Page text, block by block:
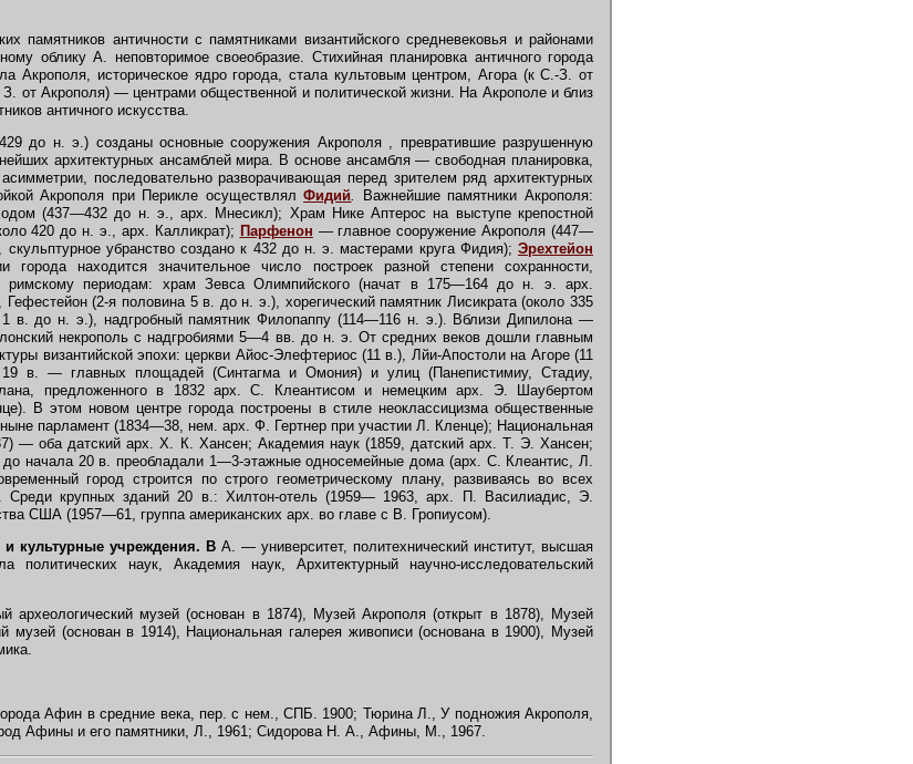
памятников античности с памятниками византийского средневековья и районами
облику А. неповторимое своеобразие. Стихийная планировка античного города
Акрополя, историческое ядро города, стала культовым центром, Агора (к С.-З. от
от Акрополя) — центрами общественной и политической жизни. На Акрополе и близ
античного искусства.
до н. э.) созданы основные сооружения Акрополя , превратившие разрушенную
архитектурных ансамблей мира. В основе ансамбля — свободная планировка,
последовательно разворачивающая перед зрителем ряд архитектурных
Акрополя при Перикле осуществлялФидий.
Важнейшие памятники Акрополя:
(437—432 до н. э., арх. Мнесикл); Храм Нике Аптерос на выступе крепостной
420 до н. э., арх. Калликрат); Парфенон —главное сооружение Акрополя (447—
убранство создано к 432 до н. э. мастерами круга Фидия); Эрехтейон
находится значительное число построек разной степени сохранности,
римскому периодам: храм Зевса Олимпийского (начат в 175—164 до н. э. арх.
(2-я половина 5 в. до н. э.), хорегический памятник Лисикрата (около 335
в. до н. э.), надгробный памятник Филопаппу (114—116 н. э.). Вблизи Дипилона —
некрополь с надгробиями 5—4 вв. до н. э. От средних веков дошли главным
византийской эпохи: церкви Айос-Элефтериос (11 в.), Лйи-Апостоли на Агоре (11
19 в. — главных площадей (Синтагма и Омония) и улиц (Панепистимиу, Стадиу,
предложенного в 1832 арх. С. Клеантисом и немецким арх. Э. Шаубертом
В этом новом центре города построены в стиле неоклассицизма общественные
парламент (1834—38, нем. арх. Ф. Гертнер при участии Л. Кленце); Национальная
— оба датский арх. Х. К. Хансен; Академия наук (1859, датский арх. Т. Э. Хансен;
до начала 20 в. преобладали 1—3-этажные односемейные дома (арх. С. Клеантис, Л.
город строится по строго геометрическому плану, развиваясь во всех
Среди крупных зданий 20 в.: Хилтон-отель (1959— 1963, арх. П. Василиадис, Э.
США (1957—61, группа американских арх. во главе с В. Гропиусом).
культурные учреждения. В А. — университет, политехнический институт, высшая
наук, Академия наук, Архитектурный научно-исследовательский
археологический музей (основан в 1874), Музей Акрополя (открыт в 1878), Музей
музей (основан в 1914), Национальная галерея живописи (основана в 1900), Музей
Афин в средние века, пер. с нем., СПБ. 1900; Тюрина Л., У подножия Акрополя,
Афины и его памятники, Л., 1961; Сидорова Н. А., Афины, М., 1967.